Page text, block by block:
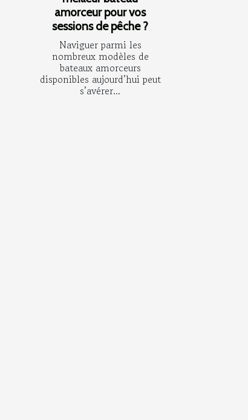
amorceur pour vos
sessions de pêche ?
Naviguer parmi les
nombreux modèles de
bateaux amorceurs
disponibles aujourd’hui peut
s’avérer...